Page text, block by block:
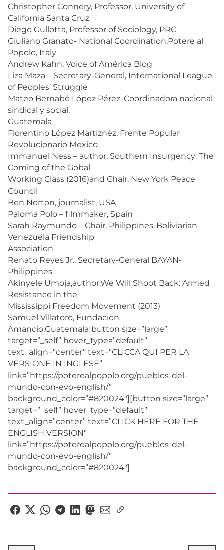
Christopher Connery, Professor, University of
California Santa Cruz
Diego Gullotta, Professor of Sociology, PRC
Giuliano Granato- National Coordination,Potere al
Popolo, Italy
Andrew Kahn, Voice of América Blog
Liza Maza – Secretary-General, International League
of Peoples’ Struggle
Mateo Bernabé López Pérez, Coordinadora nacional
sindical y social,
Guatemala
Florentino López Martiznéz, Frente Popular
Revolucionario Mexico
Immanuel Ness – author, Southern Insurgency: The
Coming of the Gobal
Working Class (2016)and Chair, New York Peace
Council
Ben Norton, journalist, USA
Paloma Polo – filmmaker, Spain
Sarah Raymundo – Chair, Philippines-Boliviarian
Venezuela Friendship
Association
Renato Reyes Jr., Secretary-General BAYAN-
Philippines
Akinyele Umoja,author,We Will Shoot Back: Armed
Resistance in the
Mississippi Freedom Movement (2013)
Samuel Villatoro, Fundación
Amancio,Guatemala[button size=”large”
target=”_self” hover_type=”default”
text_align=”center” text=”CLICCA QUI PER LA
VERSIONE IN INGLESE”
link=”https://poterealpopolo.org/pueblos-del-
mundo-con-evo-english/”
background_color=”#820024″][button size=”large”
target=”_self” hover_type=”default”
text_align=”center” text=”CLICK HERE FOR THE
ENGLISH VERSION”
link=”https://poterealpopolo.org/pueblos-del-
mundo-con-evo-english/”
background_color=”#820024″]